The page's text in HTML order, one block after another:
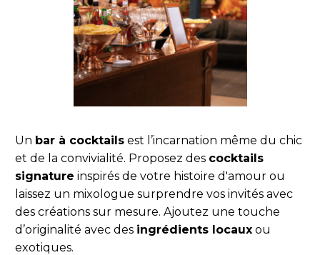
Un bar à cocktails est l’incarnation même du chic
et de la convivialité. Proposez des cocktails
signature inspirés de votre histoire d'amour ou
laissez un mixologue surprendre vos invités avec
des créations sur mesure. Ajoutez une touche
d’originalité avec des ingrédients locaux ou
exotiques.